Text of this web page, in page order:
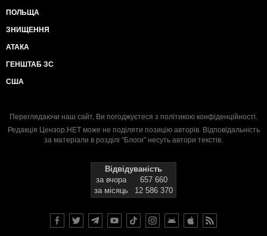
ПОЛЬЩА
ЗНИЩЕННЯ
АТАКА
ГЕНШТАБ ЗС
США
Переглядаючи наш сайт, Ви погоджуєтеся з політикою конфіденційності.
Редакція Цензор.НЕТ може не поділяти позицію авторів. Відповідальність
за матеріали в розділі "Блоги" несуть автори текстів.
Відвідуваність
за вчора
657 660
за місяць
12 586 370